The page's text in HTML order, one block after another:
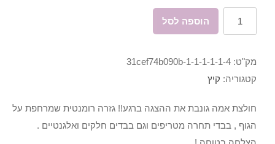
חולצת אמה גונבת את ההצגה ברגע!! גזרה רומנטית שמרחפת על
הגוף , בבדי תחרה מטריפים וגם בבדים חלקים ואלגנטיים .
של
אמה
הוספה לסל
מק"ט: 31cef74b090b-1-1-1-1-1-4
קטגוריה: קיץ